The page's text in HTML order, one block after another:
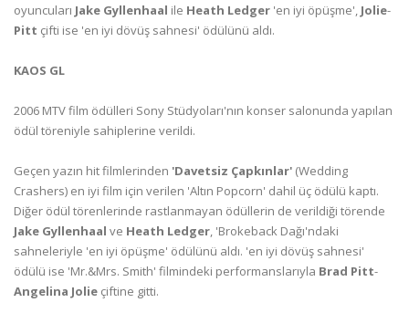
oyuncuları Jake Gyllenhaal ile Heath Ledger 'en iyi öpüşme', Jolie-
Pitt çifti ise 'en iyi dövüş sahnesi' ödülünü aldı.
KAOS GL
2006 MTV film ödülleri Sony Stüdyoları'nın konser salonunda yapılan
ödül töreniyle sahiplerine verildi.
Geçen yazın hit filmlerinden 'Davetsiz Çapkınlar' (Wedding
Crashers) en iyi film için verilen 'Altın Popcorn' dahil üç ödülü kaptı.
Diğer ödül törenlerinde rastlanmayan ödüllerin de verildiği törende
Jake Gyllenhaal ve Heath Ledger , 'Brokeback Dağı'ndaki
sahneleriyle 'en iyi öpüşme' ödülünü aldı. 'en iyi dövüş sahnesi'
ödülü ise 'Mr.&Mrs. Smith' filmindeki performanslarıyla Brad Pitt-
Angelina Jolie çiftine gitti.